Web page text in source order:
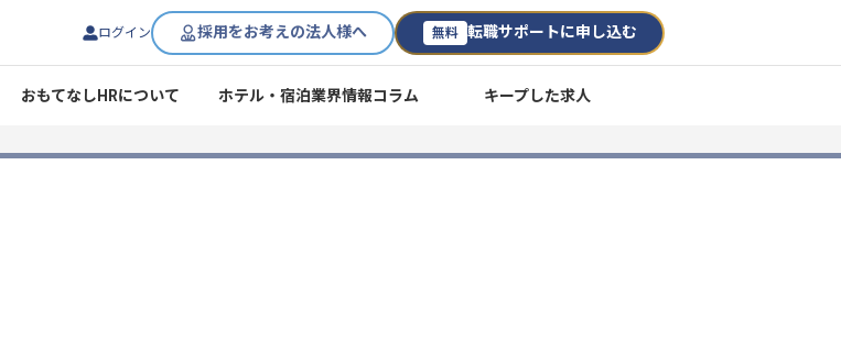
ログイン 採用をお考えの法人様へ 無料 転職サポートに申し込む
おもてなしHRについて ホテル・宿泊業界情報コラム キープした求人